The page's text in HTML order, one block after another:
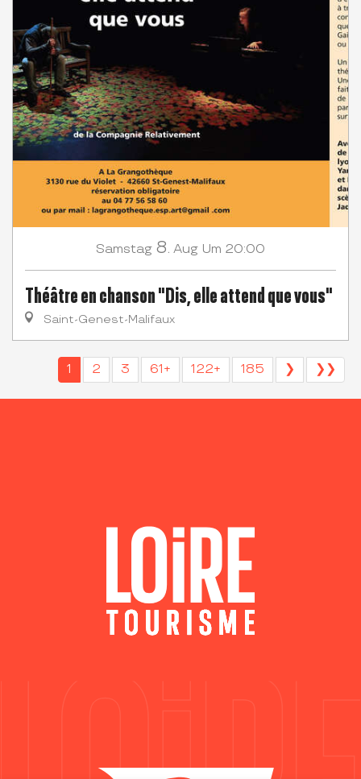
Samstag 8. Aug Um 20:00
Théâtre en chanson "Dis, elle attend que vous"
Saint-Genest-Malifaux
1 2 3 61+ 122+ 185 ❯ ❯❯